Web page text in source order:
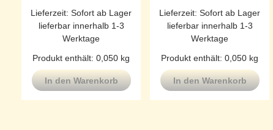
Lieferzeit: Sofort ab Lager
lieferbar innerhalb 1-3
Werktage
Produkt enthält: 0,050 kg
In den Warenkorb
Lieferzeit: Sofort ab Lager
lieferbar innerhalb 1-3
Werktage
Produkt enthält: 0,050 kg
In den Warenkorb